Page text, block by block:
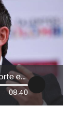
“El tema grueso de MinDeporte eran los Juegos Panamericanos”: exministro Ernesto Lucena
08:40